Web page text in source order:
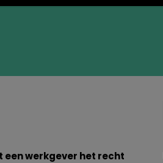
een werkgever het recht